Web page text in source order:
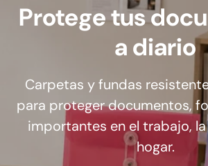
Protege tus
a diario
Carpetas y fundas
para proteger documentos,
importantes en el trabajo,
hogar.